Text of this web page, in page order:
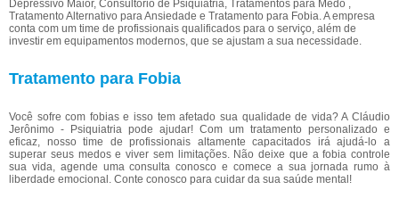
Depressivo Maior, Consultório de Psiquiatria, Tratamentos para Medo ,
Tratamento Alternativo para Ansiedade e Tratamento para Fobia. A empresa
conta com um time de profissionais qualificados para o serviço, além de
investir em equipamentos modernos, que se ajustam a sua necessidade.
Tratamento para Fobia
Você sofre com fobias e isso tem afetado sua qualidade de vida? A Cláudio
Jerônimo - Psiquiatria pode ajudar! Com um tratamento personalizado e
eficaz, nosso time de profissionais altamente capacitados irá ajudá-lo a
superar seus medos e viver sem limitações. Não deixe que a fobia controle
sua vida, agende uma consulta conosco e comece a sua jornada rumo à
liberdade emocional. Conte conosco para cuidar da sua saúde mental!